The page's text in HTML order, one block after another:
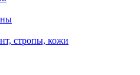
стропы, кожи